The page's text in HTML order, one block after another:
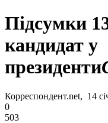
Підсумки
кандидат у
президенти
Корреспондент.net, 14
0
503